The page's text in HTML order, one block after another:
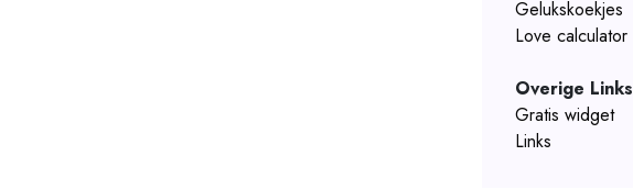
Gelukskoekjes
Love calculator
Overige Links
Gratis widget
Links